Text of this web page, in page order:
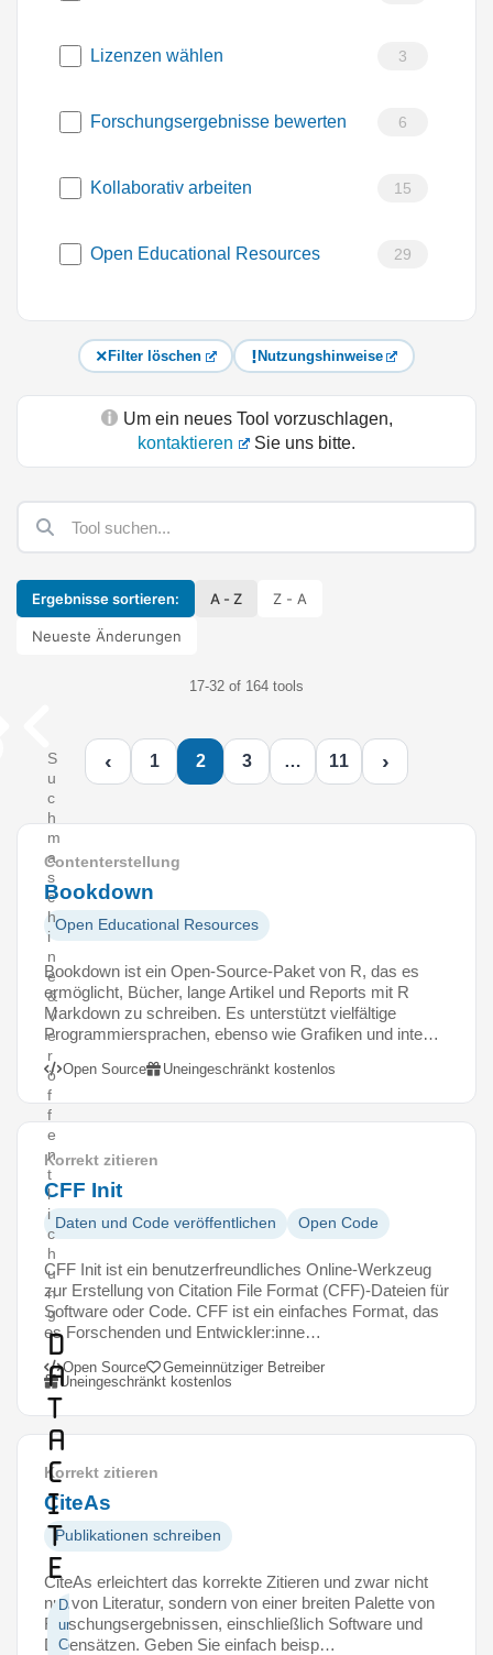
Lizenzen wählen 3
Forschungsergebnisse bewerten 6
Kollaborativ arbeiten 15
Open Educational Resources 29
Filter löschen Nutzungshinweise
Um ein neues Tool vorzuschlagen,
kontaktieren
Sie uns bitte.
Ergebnisse sortieren: A - Z Z - A
Neueste Änderungen
17-32 of 164 tools
S
u
c
h
m
a
s
c
h
i
n
e
&
V
e
r
ö
f
f
e
n
t
l
i
c
h
u
n
g
D
a
t
a
C
i
t
e
Daten
und
Code
‹ 1 2 3 … 11 ›
Contenterstellung
Bookdown
Open Educational Resources
Bookdown ist ein Open-Source-Paket von R, das es
ermöglicht, Bücher, lange Artikel und Reports mit R
Markdown zu schreiben. Es unterstützt vielfältige
Programmiersprachen, ebenso wie Grafiken und inte…
Open Source Uneingeschränkt kostenlos
Korrekt zitieren
CFF Init
Daten und Code veröffentlichen Open Code
CFF Init ist ein benutzerfreundliches Online-Werkzeug
zur Erstellung von Citation File Format (CFF)-Dateien für
Software oder Code. CFF ist ein einfaches Format, das
es Forschenden und Entwickler:inne…
Open Source
Gemeinnütziger Betreiber
Uneingeschränkt kostenlos
Korrekt zitieren
CiteAs
Publikationen schreiben
CiteAs erleichtert das korrekte Zitieren und zwar nicht
nur von Literatur, sondern von einer breiten Palette von
Forschungsergebnissen, einschließlich Software und
Datensätzen. Geben Sie einfach beisp…